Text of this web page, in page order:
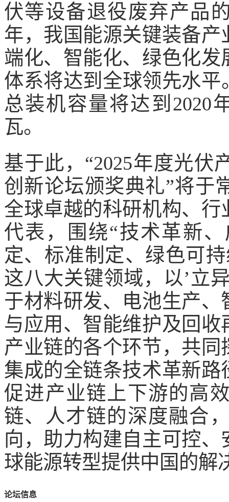
伏等设备退役废弃产品
年，我国能源关键装备
端化、智能化、绿色化
体系将达到全球领先水平
总装机容量将达到2020
瓦。
基于此，“2025年度光伏
创新论坛颁奖典礼”将于
全球卓越的科研机构、
代表，围绕“技术革新
定、标准制定、绿色可
这八大关键领域，以’立
于材料研发、电池生产
与应用、智能维护及回
产业链的各个环节，共
集成的全链条技术革新
促进产业链上下游的高
链、人才链的深度融合
向，助力构建自主可控
球能源转型提供中国的解
论坛信息